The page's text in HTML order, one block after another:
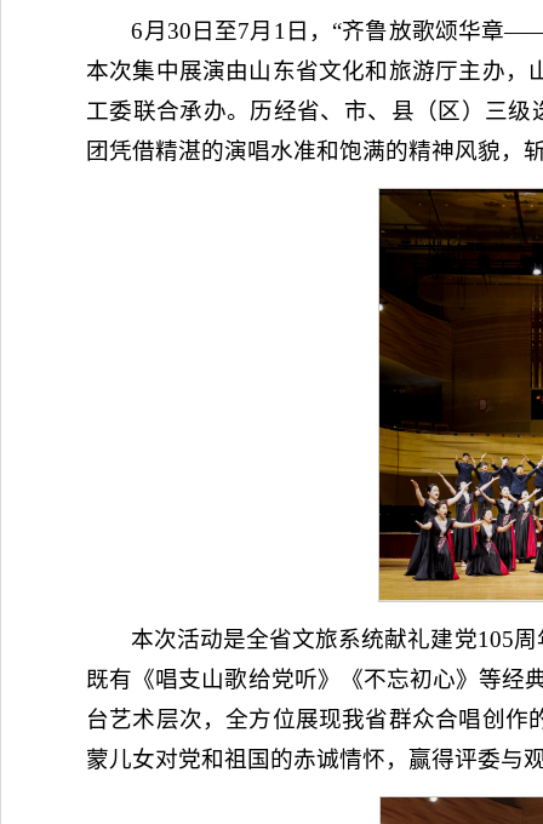
6月30日至7月1日，“齐鲁放歌颂华章
本次集中展演由山东省文化和旅游厅主办
工委联合承办。历经省、市、县（区）三
团凭借精湛的演唱水准和饱满的精神风貌，
本次活动是全省文旅系统献礼建党105
既有《唱支山歌给党听》《不忘初心》等经
台艺术层次，全方位展现我省群众合唱创
蒙儿女对党和祖国的赤诚情怀，赢得评委与